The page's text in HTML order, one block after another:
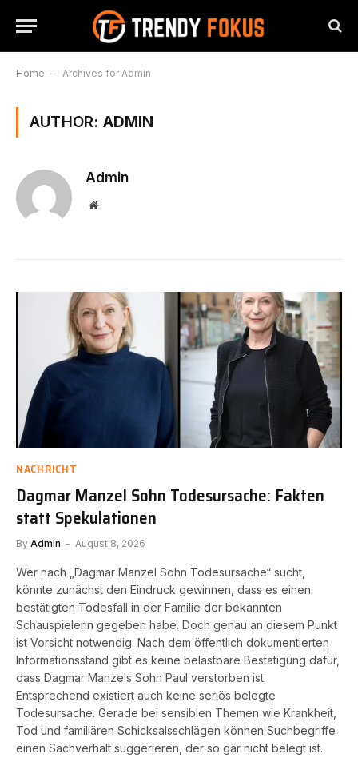
Home – Archives for Admin
AUTHOR: ADMIN
Admin
Website
NACHRICHT
Dagmar Manzel Sohn Todesursache: Fakten
statt Spekulationen
By Admin August 8, 2026
Wer nach „Dagmar Manzel Sohn Todesursache“ sucht,
könnte zunächst den Eindruck gewinnen, dass es einen
bestätigten Todesfall in der Familie der bekannten
Schauspielerin gegeben habe. Doch genau an diesem Punkt
ist Vorsicht notwendig. Nach dem öffentlich dokumentierten
Informationsstand gibt es keine belastbare Bestätigung dafür,
dass Dagmar Manzels Sohn Paul verstorben ist.
Entsprechend existiert auch keine seriös belegte
Todesursache. Gerade bei sensiblen Themen wie Krankheit,
Tod und familiären Schicksalsschlägen können Suchbegriffe
einen Sachverhalt suggerieren, der so gar nicht belegt ist.